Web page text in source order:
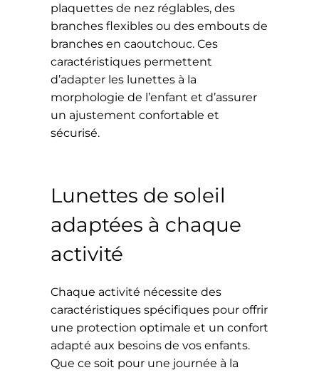
plaquettes de nez réglables, des
branches flexibles ou des embouts de
branches en caoutchouc. Ces
caractéristiques permettent
d’adapter les lunettes à la
morphologie de l’enfant et d’assurer
un ajustement confortable et
sécurisé.
Lunettes de soleil
adaptées à chaque
activité
Chaque activité nécessite des
caractéristiques spécifiques pour offrir
une protection optimale et un confort
adapté aux besoins de vos enfants.
Que ce soit pour une journée à la